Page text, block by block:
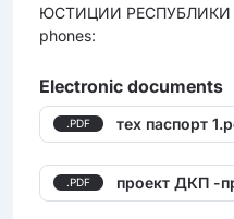
ЮСТИЦИИ РЕСПУБЛИКИ
phones:
Electronic documents
.PDF тех паспорт
.PDF проект ДКП -